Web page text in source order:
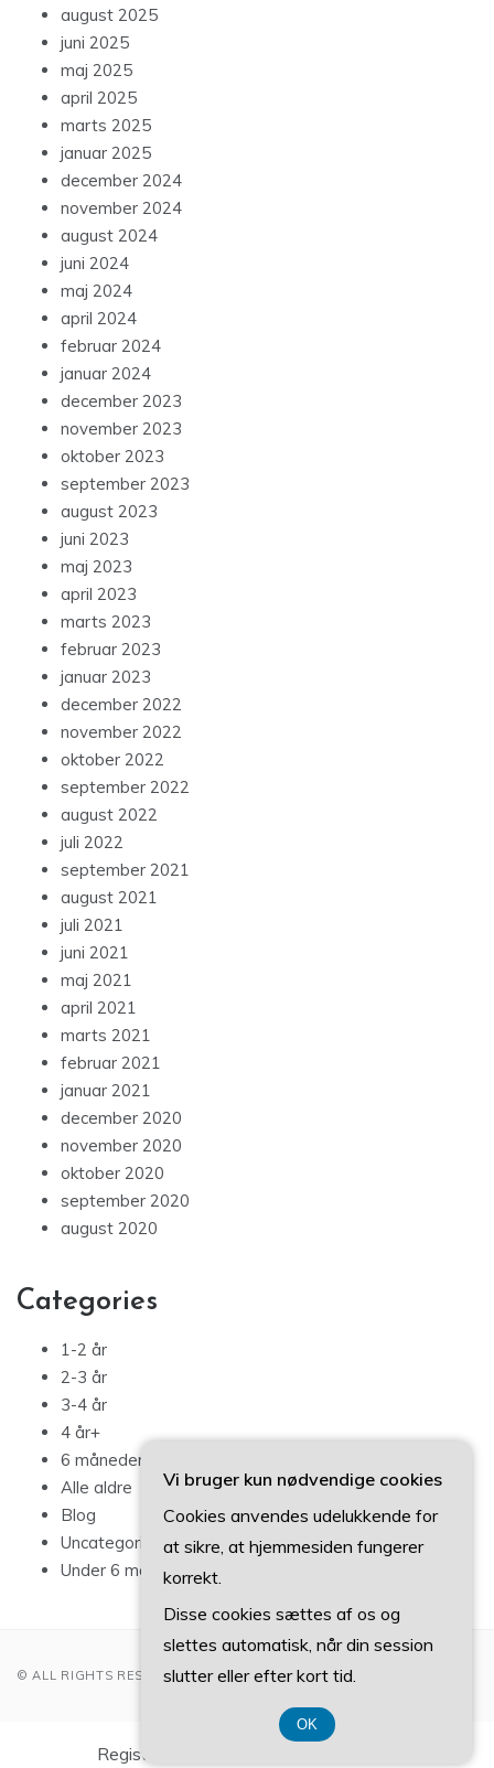
august 2025
juni 2025
maj 2025
april 2025
marts 2025
januar 2025
december 2024
november 2024
august 2024
juni 2024
maj 2024
april 2024
februar 2024
januar 2024
december 2023
november 2023
oktober 2023
september 2023
august 2023
juni 2023
maj 2023
april 2023
marts 2023
februar 2023
januar 2023
december 2022
november 2022
oktober 2022
september 2022
august 2022
juli 2022
september 2021
august 2021
juli 2021
juni 2021
maj 2021
april 2021
marts 2021
februar 2021
januar 2021
december 2020
november 2020
oktober 2020
september 2020
august 2020
Categories
1-2 år
2-3 år
3-4 år
4 år+
6 måneder – 1 år
Alle aldre
Blog
Uncategorized
Under 6 måneder
© ALL RIGHTS RESERVED 2022
Registreringsnummer DK 37 40 77 39
Vi bruger kun nødvendige cookies
Cookies anvendes udelukkende for
at sikre, at hjemmesiden fungerer
korrekt.
Disse cookies sættes af os og
slettes automatisk, når din session
slutter eller efter kort tid.
OK